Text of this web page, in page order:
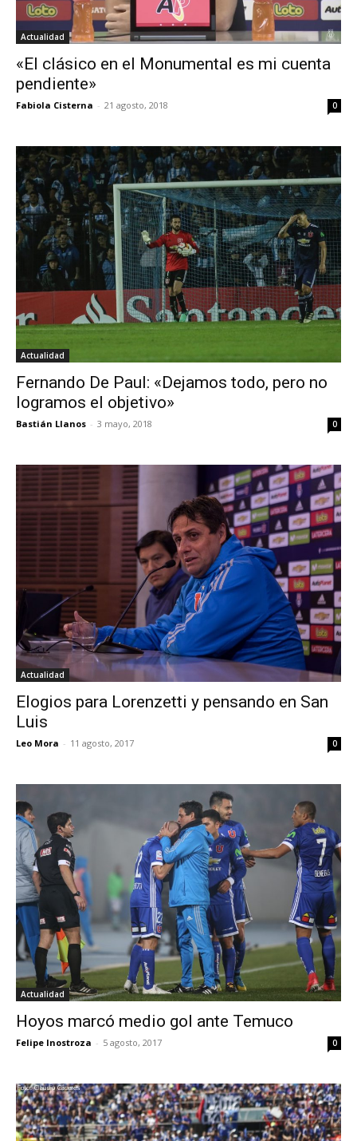
Actualidad
«El clásico en el Monumental es mi cuenta
pendiente»
Fabiola Cisterna - 21 agosto, 2018 0
Actualidad
Fernando De Paul: «Dejamos todo, pero no
logramos el objetivo»
Bastián Llanos - 3 mayo, 2018 0
Actualidad
Elogios para Lorenzetti y pensando en San
Luis
Leo Mora - 11 agosto, 2017 0
Actualidad
Hoyos marcó medio gol ante Temuco
Felipe Inostroza - 5 agosto, 2017 0